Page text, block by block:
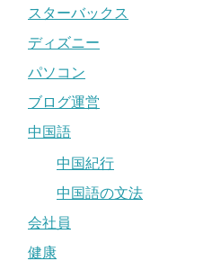
スターバックス
ディズニー
パソコン
ブログ運営
中国語
中国紀行
中国語の文法
会社員
健康